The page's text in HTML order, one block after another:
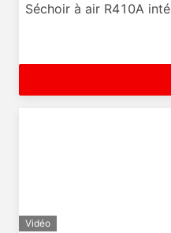
Séchoir à air R410A
Vidéo